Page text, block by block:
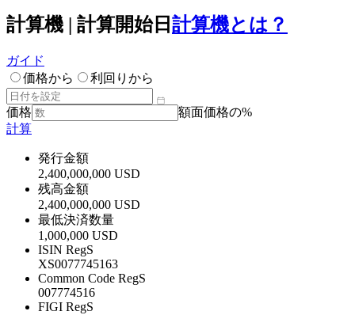
計算機 | 計算開始日 計算機とは？
ガイド
価格から
利回りから
価格
額面価格の%
計算
発行金額
2,400,000,000 USD
残高金額
2,400,000,000 USD
最低決済数量
1,000,000 USD
ISIN RegS
XS0077745163
Common Code RegS
007774516
FIGI RegS